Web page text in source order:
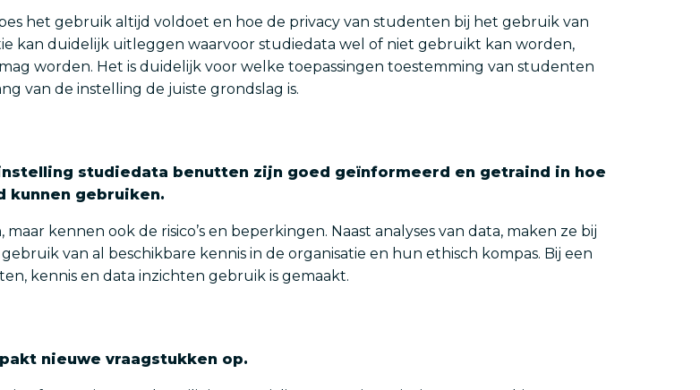
het gebruik altijd voldoet en hoe de privacy van studenten bij het gebruik van
kan duidelijk uitleggen waarvoor studiedata wel of niet gebruikt kan worden,
worden. Het is duidelijk voor welke toepassingen toestemming van studenten
van de instelling de juiste grondslag is.
studiedata benutten zijn goed geïnformeerd en getraind in hoe
kunnen gebruiken.
kennen ook de risico’s en beperkingen. Naast analyses van data, maken ze bij
van al beschikbare kennis in de organisatie en hun ethisch kompas. Bij een
kennis en data inzichten gebruik is gemaakt.
nieuwe vraagstukken op.